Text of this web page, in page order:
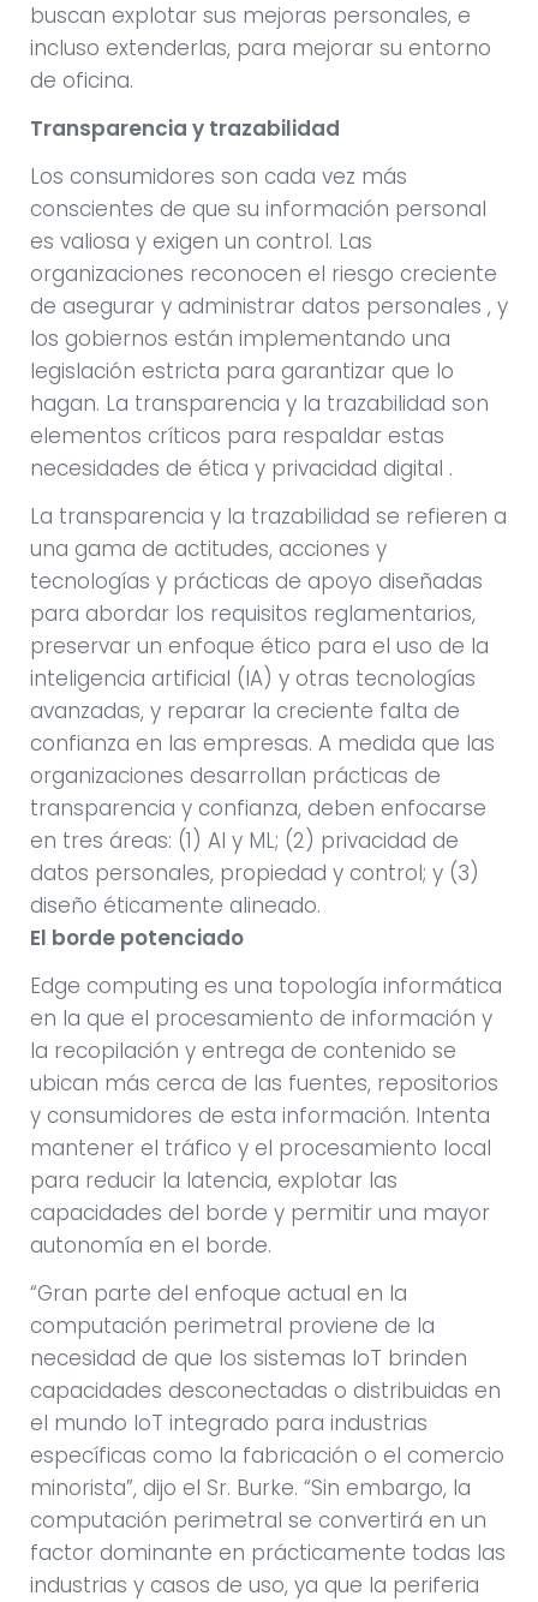
buscan explotar sus mejoras personales, e
incluso extenderlas, para mejorar su entorno
de oficina.
Transparencia y trazabilidad
Los consumidores son cada vez más
conscientes de que su información personal
es valiosa y exigen un control. Las
organizaciones reconocen el riesgo creciente
de asegurar y administrar datos personales , y
los gobiernos están implementando una
legislación estricta para garantizar que lo
hagan. La transparencia y la trazabilidad son
elementos críticos para respaldar estas
necesidades de ética y privacidad digital .
La transparencia y la trazabilidad se refieren a
una gama de actitudes, acciones y
tecnologías y prácticas de apoyo diseñadas
para abordar los requisitos reglamentarios,
preservar un enfoque ético para el uso de la
inteligencia artificial (IA) y otras tecnologías
avanzadas, y reparar la creciente falta de
confianza en las empresas. A medida que las
organizaciones desarrollan prácticas de
transparencia y confianza, deben enfocarse
en tres áreas: (1) AI y ML; (2) privacidad de
datos personales, propiedad y control; y (3)
diseño éticamente alineado.
El borde potenciado
Edge computing es una topología informática
en la que el procesamiento de información y
la recopilación y entrega de contenido se
ubican más cerca de las fuentes, repositorios
y consumidores de esta información. Intenta
mantener el tráfico y el procesamiento local
para reducir la latencia, explotar las
capacidades del borde y permitir una mayor
autonomía en el borde.
“Gran parte del enfoque actual en la
computación perimetral proviene de la
necesidad de que los sistemas IoT brinden
capacidades desconectadas o distribuidas en
el mundo IoT integrado para industrias
específicas como la fabricación o el comercio
minorista”, dijo el Sr. Burke. “Sin embargo, la
computación perimetral se convertirá en un
factor dominante en prácticamente todas las
industrias y casos de uso, ya que la periferia